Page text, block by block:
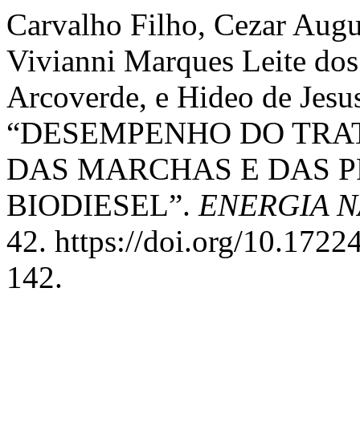
Carvalho Filho, Cezar
Vivianni Marques Leite
Arcoverde, e Hideo de
“DESEMPENHO DO
DAS MARCHAS E DAS
BIODIESEL”. ENERGIA
42. https://doi.org/
142.